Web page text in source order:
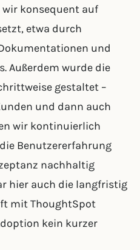
konsequent auf
etwa durch
und
Außerdem wurde die
gestaltet –
und dann auch
wir kontinuierlich
Benutzererfahrung
nachhaltig
hier auch die langfristig
mit ThoughtSpot
kein kurzer